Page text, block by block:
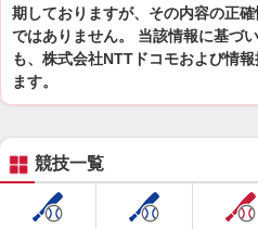
期しておりますが、その内容の正
ではありません。 当該情報に基づ
も、株式会社NTTドコモおよび情
ます。
競技一覧